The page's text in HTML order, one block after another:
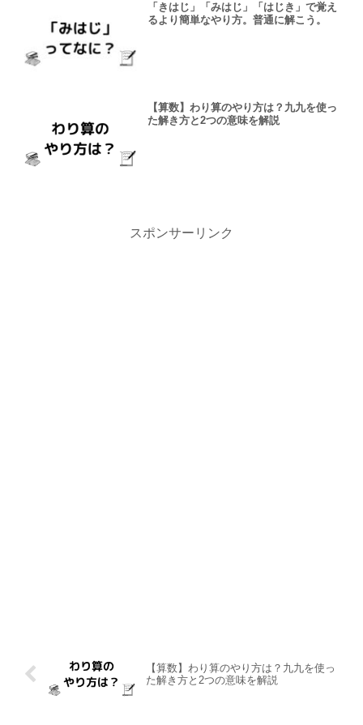
「きはじ」「みはじ」「はじき」で覚え
るより簡単なやり方。普通に解こう。
【算数】わり算のやり方は？九九を使っ
た解き方と2つの意味を解説
スポンサーリンク
【算数】わり算のやり方は？九九を使っ
た解き方と2つの意味を解説